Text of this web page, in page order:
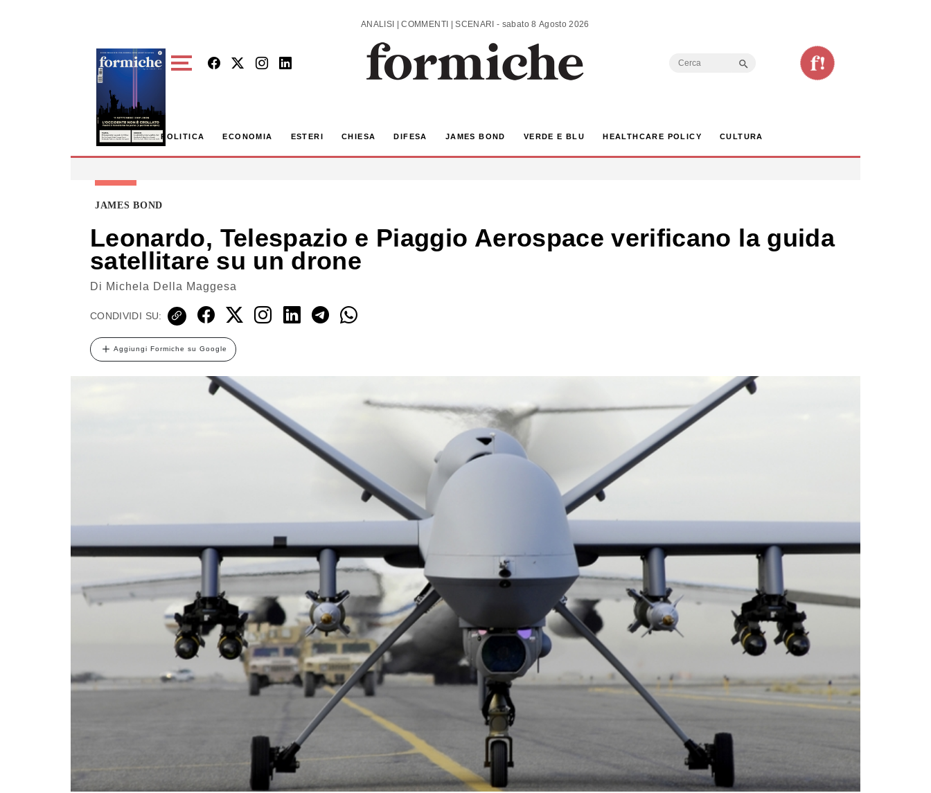
ANALISI | COMMENTI | SCENARI - sabato 8 Agosto 2026
Search
POLITICA ECONOMIA ESTERI CHIESA DIFESA JAMES BOND VERDE E BLU HEALTHCARE POLICY CULTURA
JAMES BOND
Leonardo, Telespazio e Piaggio Aerospace verificano la guida
satellitare su un drone
Di Michela Della Maggesa
CONDIVIDI SU:
Aggiungi Formiche su Google